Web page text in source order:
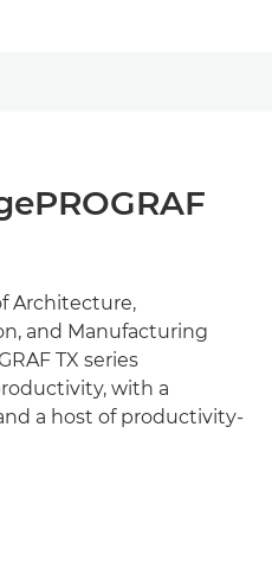
Architecture,
and Manufacturing
TX series
with a
a host of productivity-